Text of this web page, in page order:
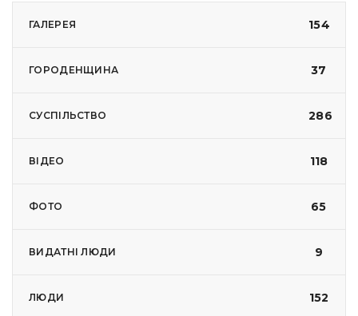
ГАЛЕРЕЯ 154
ГОРОДЕНЩИНА 37
СУСПІЛЬСТВО 286
ВІДЕО 118
ФОТО 65
ВИДАТНІ ЛЮДИ 9
ЛЮДИ 152